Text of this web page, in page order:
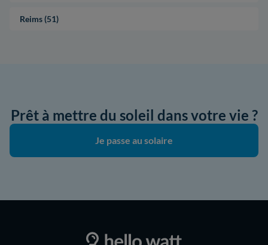
Reims (51)
Prêt à mettre du soleil dans votre vie ?
Je passe au solaire